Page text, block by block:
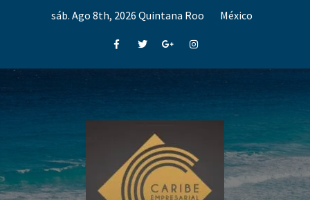
sáb. Ago 8th, 2026 Quintana Roo México
FacebookTwitterGoogle+Instagram